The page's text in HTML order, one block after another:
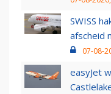
SWISS
afscheid
07-08-
easyJet